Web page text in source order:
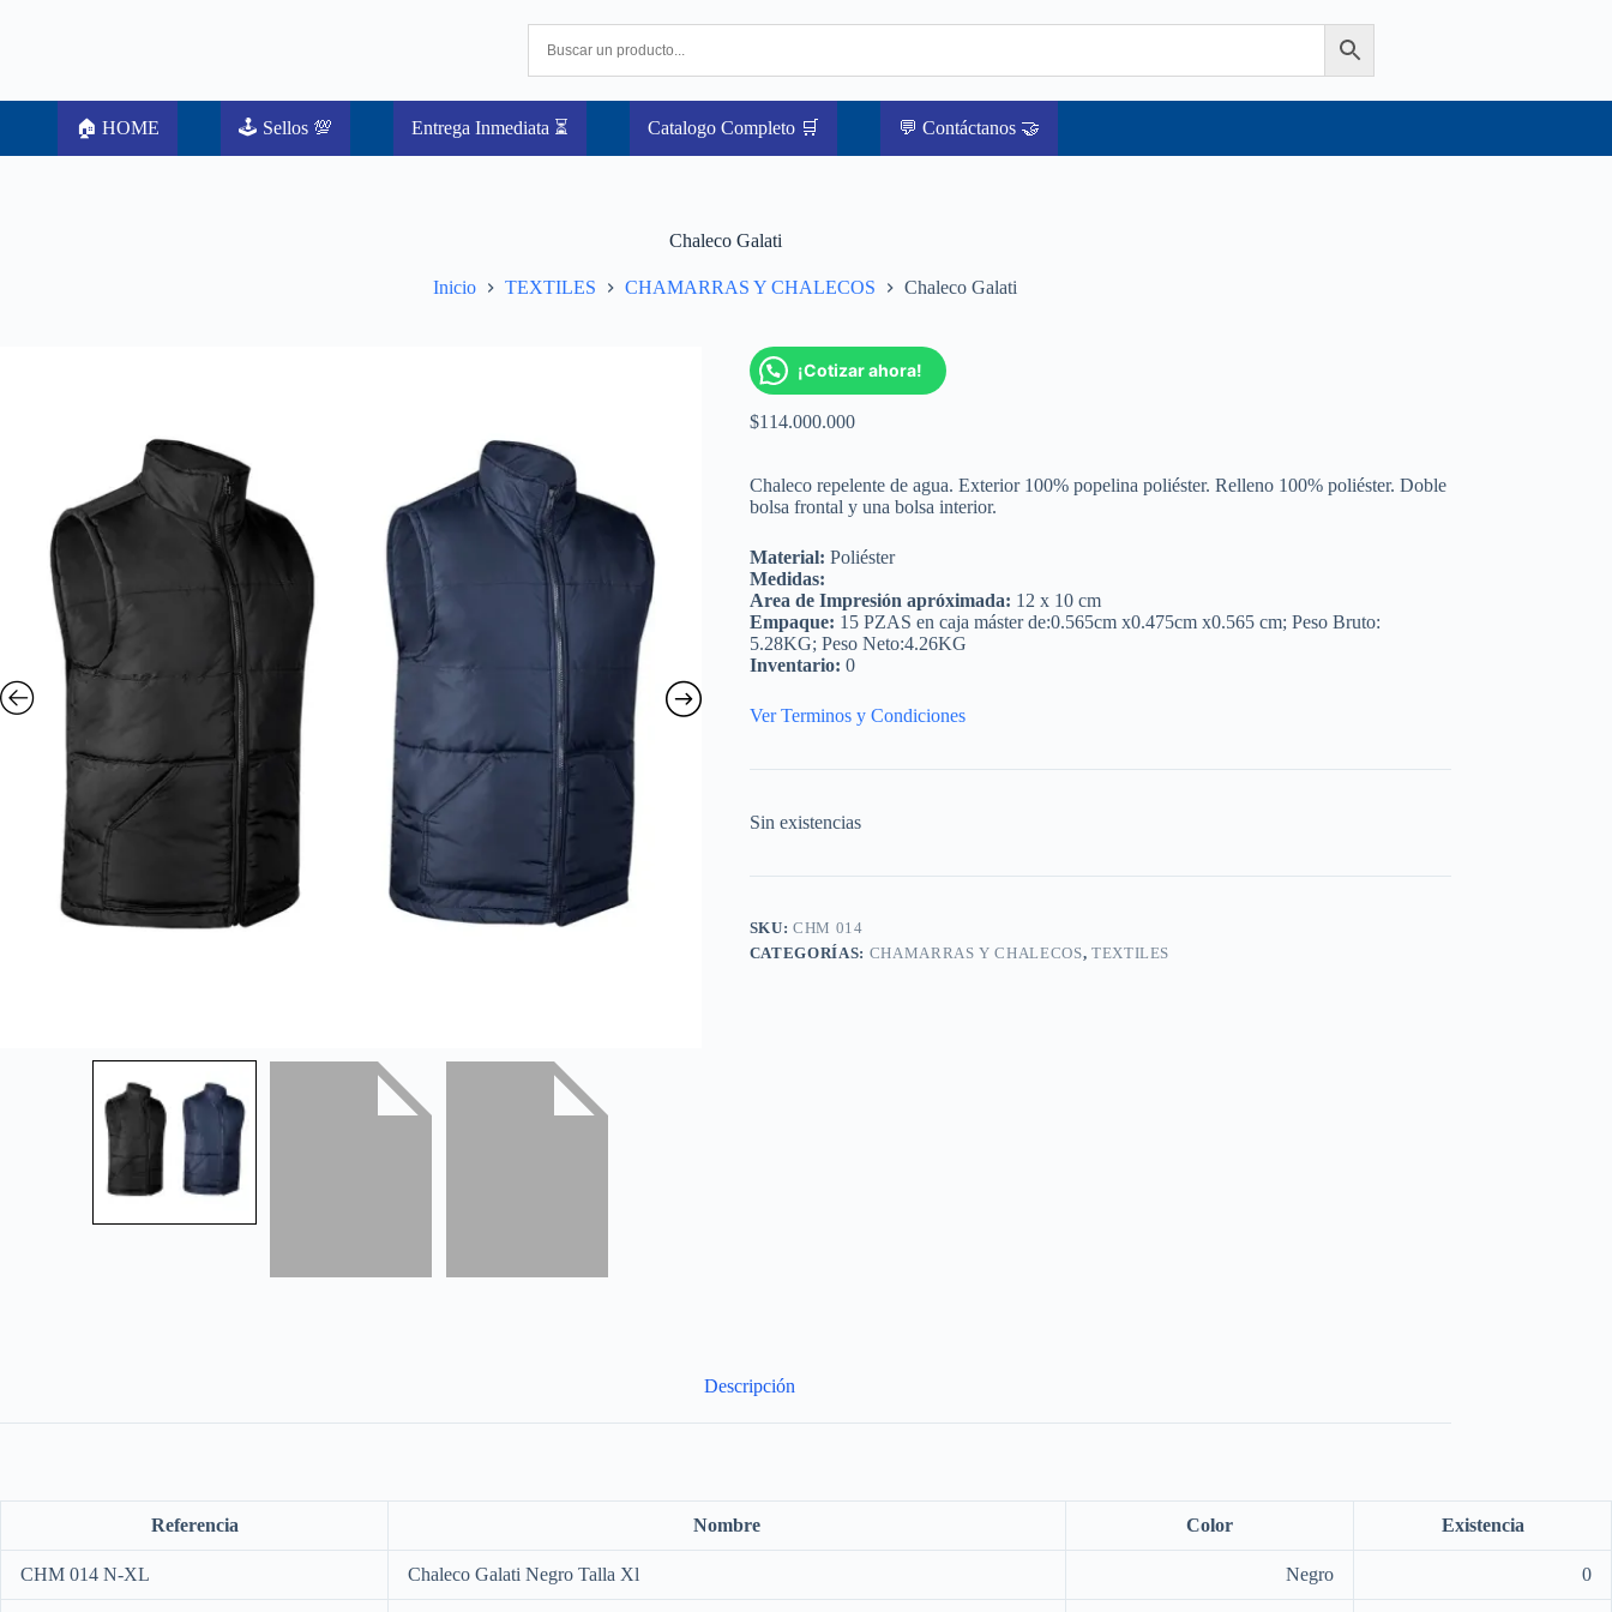
🏠 HOME 🕹️ Sellos 💯 Entrega Inmediata ⏳ Catalogo Completo 🛒 💬 Contáctanos 🤝
Chaleco Galati
Inicio TEXTILES CHAMARRAS Y CHALECOS Chaleco Galati
¡Cotizar ahora!
$114.000.000
Chaleco repelente de agua. Exterior 100% popelina poliéster. Relleno 100% poliéster. Doble
bolsa frontal y una bolsa interior.
Material: Poliéster
Medidas:
Area de Impresión apróximada: 12 x 10 cm
Empaque: 15 PZAS en caja máster de:0.565cm x0.475cm x0.565 cm; Peso Bruto:
5.28KG; Peso Neto:4.26KG
Inventario: 0
Ver Terminos y Condiciones
Sin existencias
SKU:CHM 014
CATEGORÍAS: CHAMARRAS Y CHALECOS, TEXTILES
Descripción
Referencia Nombre Color Existencia
CHM 014 N-XL Chaleco Galati Negro Talla Xl Negro 0